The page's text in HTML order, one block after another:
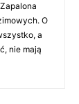
O
a
nie mają